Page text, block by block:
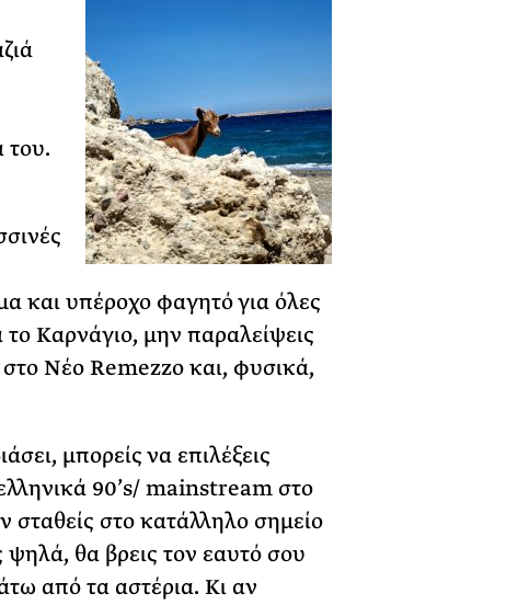
του.
και υπέροχο φαγητό για όλες
Καρνάγιο, μην παραλείψεις
Νέο Remezzo και, φυσικά,
μπορείς να επιλέξεις
90’s/ mainstream στο
σταθείς στο κατάλληλο σημείο
ψηλά, θα βρεις τον εαυτό σου
από τα αστέρια. Κι αν